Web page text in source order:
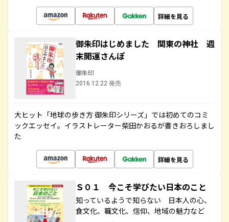
詳細を見る
御朱印はじめました 関東の神社 週
末開運さんぽ
御朱印
2016.12.22 発売
大ヒット「地球の歩き方 御朱印シリーズ」では初めてのコミ
ックエッセイ。イラストレーター柴田かおるが書きおろしまし
た
詳細を見る
Ｓ０１ 今こそ学びたい日本のこと
知っているようで知らない 日本人の心、
食文化、職文化、信仰、地域の魅力など